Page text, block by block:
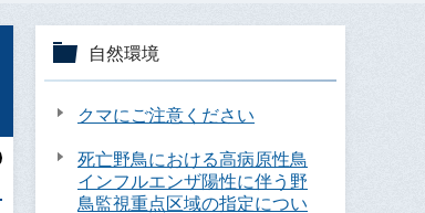
自然環境
クマにご注意ください
死亡野鳥における高病原性鳥
インフルエンザ陽性に伴う野
鳥監視重点区域の指定につい